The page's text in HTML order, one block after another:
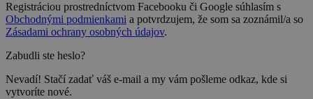
Registráciou prostredníctvom Facebooku či Google súhlasím s
Obchodnými podmienkami a potvrdzujem, že som sa zoznámil/a so
Zásadami ochrany osobných údajov.
Zabudli ste heslo?
Nevadí! Stačí zadať váš e-mail a my vám pošleme odkaz, kde si
vytvoríte nové.